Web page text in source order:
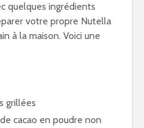
quelques ingrédients
votre propre Nutella
à la maison. Voici une
grillées
cacao en poudre non